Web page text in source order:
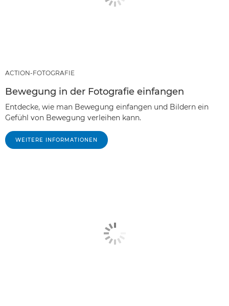
ACTION-FOTOGRAFIE
Bewegung in der Fotografie einfangen
Entdecke, wie man Bewegung einfangen und Bildern ein
Gefühl von Bewegung verleihen kann.
WEITERE INFORMATIONEN